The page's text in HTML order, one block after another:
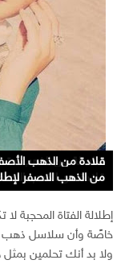
سلسة ذهب من شوبارد
قلادة على هيئة
قدمت لويس قلادة
من دار بياجيه قلادة
تيفاني اند كو تقدم
قلادة متدلي منها
تصميم فان كليف أند
سلسلة طويلة لإطلالة
قلادة متدلي منها
لإطلالة مميزة قلادة
قلادة تتناسب كثيرًا مع
سلسلة من الذهب
بحبيات الالماس
قلادة من الذهب
بالالماس بأكمله
من الذهب الاصفر
سلسلة من الذهب
قلادة من الذهب
من الذهب الاصفر
إطلالة الفتاة المحجبة لا
خاصًة وأن سلاسل ذهب
ولا بد أنك تحلمين بمثل